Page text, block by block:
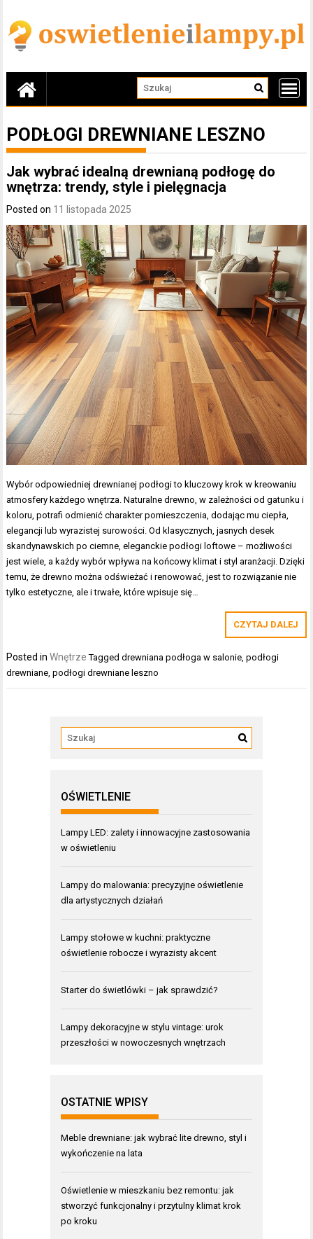
content
PODŁOGI DREWNIANE LESZNO
Jak wybrać idealną drewnianą podłogę do
wnętrza: trendy, style i pielęgnacja
Posted on 11 listopada 2025
Wybór odpowiedniej drewnianej podłogi to kluczowy krok w kreowaniu
atmosfery każdego wnętrza. Naturalne drewno, w zależności od gatunku i
koloru, potrafi odmienić charakter pomieszczenia, dodając mu ciepła,
elegancji lub wyrazistej surowości. Od klasycznych, jasnych desek
skandynawskich po ciemne, eleganckie podłogi loftowe – możliwości
jest wiele, a każdy wybór wpływa na końcowy klimat i styl aranżacji. Dzięki
temu, że drewno można odświeżać i renowować, jest to rozwiązanie nie
tylko estetyczne, ale i trwałe, które wpisuje się…
CZYTAJ DALEJ
Posted inWnętrze Taggeddrewniana podłoga w salonie,podłogi
drewniane,podłogi drewniane leszno
OŚWIETLENIE
Lampy LED: zalety i innowacyjne zastosowania
w oświetleniu
Lampy do malowania: precyzyjne oświetlenie
dla artystycznych działań
Lampy stołowe w kuchni: praktyczne
oświetlenie robocze i wyrazisty akcent
Starter do świetlówki – jak sprawdzić?
Lampy dekoracyjne w stylu vintage: urok
przeszłości w nowoczesnych wnętrzach
OSTATNIE WPISY
Meble drewniane: jak wybrać lite drewno, styl i
wykończenie na lata
Oświetlenie w mieszkaniu bez remontu: jak
stworzyć funkcjonalny i przytulny klimat krok
po kroku